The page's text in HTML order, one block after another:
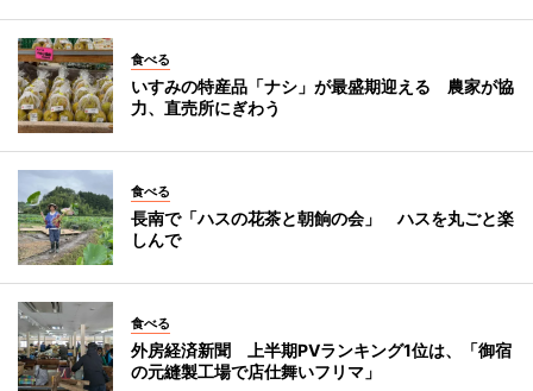
食べる
いすみの特産品「ナシ」が最盛期迎える 農家が協
力、直売所にぎわう
食べる
長南で「ハスの花茶と朝餉の会」 ハスを丸ごと楽
しんで
食べる
外房経済新聞 上半期PVランキング1位は、「御宿
の元縫製工場で店仕舞いフリマ」